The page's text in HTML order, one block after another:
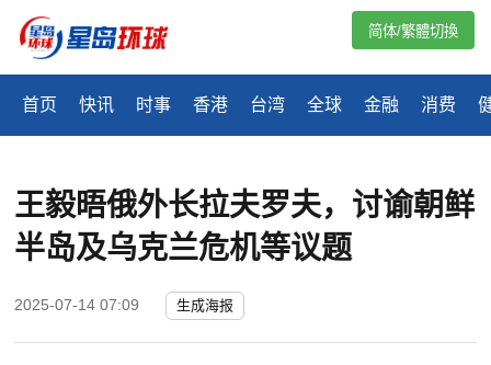
首页 快讯 时事 香港 台湾 全球 金融 消费
简体/繁體切換
王毅晤俄外长拉夫罗夫，讨谕朝鲜
半岛及乌克兰危机等议题
2025-07-14 07:09 生成海报